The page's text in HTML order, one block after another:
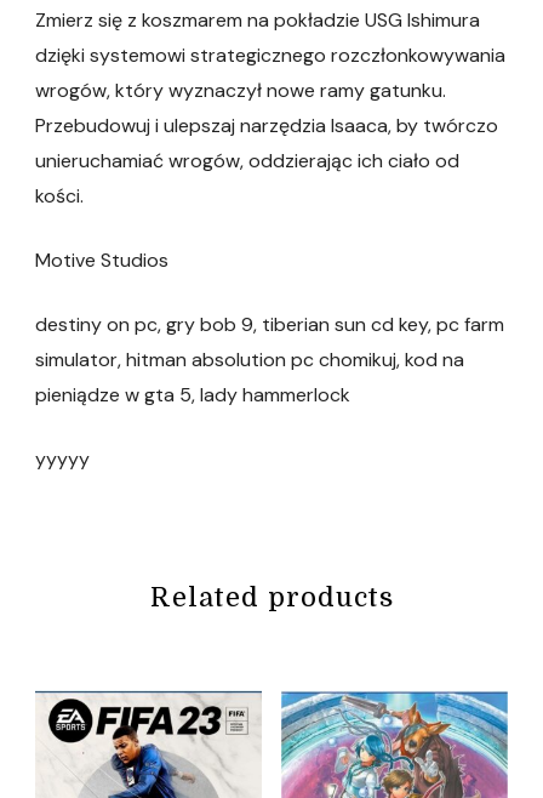
Zmierz się z koszmarem na pokładzie USG Ishimura
dzięki systemowi strategicznego rozczłonkowywania
wrogów, który wyznaczył nowe ramy gatunku.
Przebudowuj i ulepszaj narzędzia Isaaca, by twórczo
unieruchamiać wrogów, oddzierając ich ciało od
kości.
Motive Studios
destiny on pc, gry bob 9, tiberian sun cd key, pc farm
simulator, hitman absolution pc chomikuj, kod na
pieniądze w gta 5, lady hammerlock
yyyyy
Related products